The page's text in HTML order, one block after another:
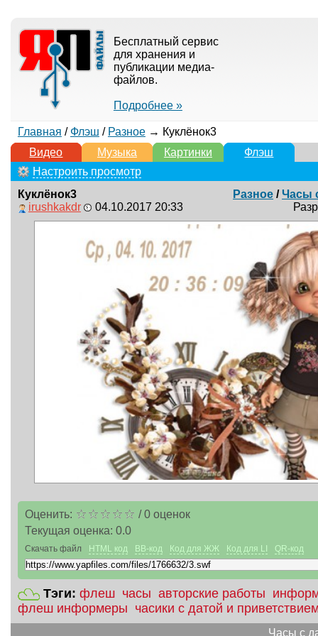
Бесплатный сервис
для хранения и
публикации медиа-
файлов.
Подробнее »
Главная / Флэш / Разное→ Куклёнок3
Видео
Музыка Картинки
Флэш
Настроить просмотр
Куклёнок3
irushkakdr
04.10.2017 20:33
Разное /Часы
Оценить: /0оценок
Текущая оценка: 0.0
Скачать файл HTML код BB-код Код для ЖЖ Код для LI QR-код
Тэги: флеш часы авторские работы
флеш информеры часики с датой и
Часы с